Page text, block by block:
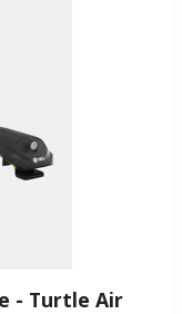
- Turtle Air